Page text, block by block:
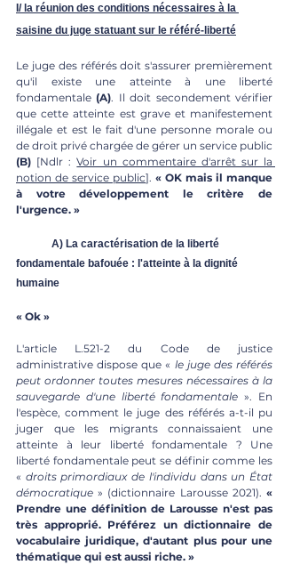
I/ la réunion des conditions nécessaires à la
saisine du juge statuant sur le référé-liberté
Le juge des référés doit s'assurer premièrement
qu'il existe une atteinte à une liberté
fondamentale (A). Il doit secondement vérifier
que cette atteinte est grave et manifestement
illégale et est le fait d'une personne morale ou
(B) [Ndlr : Voir un commentaire d'arrêt sur la
notion de service public]. « OK mais il manque
à votre développement le critère de
l'urgence. »
fondamentale bafouée : l'atteinte à la dignité
humaine
« Ok »
L'article L.521-2 du Code de justice
administrative dispose que « le juge des référés
peut ordonner toutes mesures nécessaires à la
sauvegarde d'une liberté fondamentale ». En
l'espèce, comment le juge des référés a-t-il pu
juger que les migrants connaissaient une
atteinte à leur liberté fondamentale ? Une
liberté fondamentale peut se définir comme les
« droits primordiaux de l'individu dans un État
démocratique » (dictionnaire Larousse 2021). «
Prendre une définition de Larousse n'est pas
très approprié. Préférez un dictionnaire de
vocabulaire juridique, d'autant plus pour une
thématique qui est aussi riche. »